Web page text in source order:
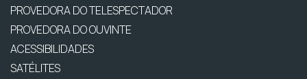
PROVEDORA DO TELESPECTADOR
PROVEDORA DO OUVINTE
ACESSIBILIDADES
SATÉLITES